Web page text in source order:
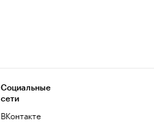
Социальные
сети
ВКонтакте